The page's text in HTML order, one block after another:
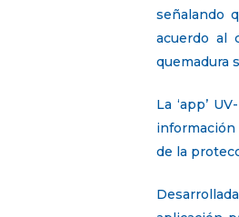
señalando
acuerdo al
quemadura
La ‘app’
de la